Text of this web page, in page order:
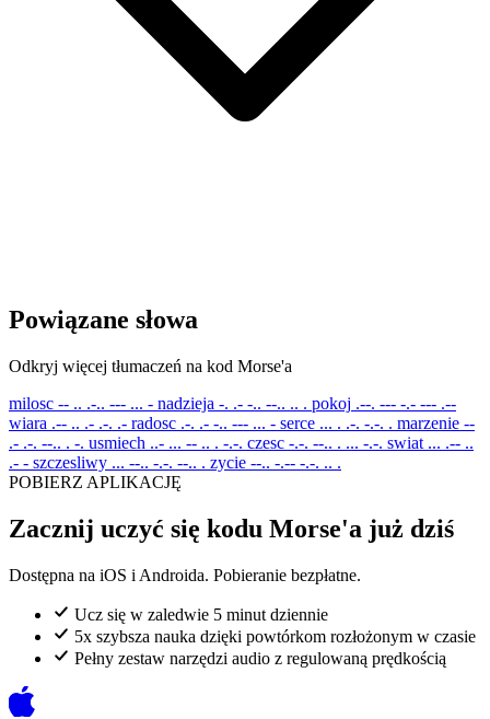
Powiązane słowa
Odkryj więcej tłumaczeń na kod Morse'a
milosc -- .. .-.. --- ... - nadzieja -. .- -.. --.. .. . pokoj .--. --- -.- --- .--
wiara .-- .. .- .-. .- radosc .-. .- -.. --- ... - serce ... . .-. -.-. . marzenie --
.- .-. --.. . -. usmiech ..- ... -- .. . -.-. czesc -.-. --.. . ... -.-. swiat ... .-- ..
.- - szczesliwy ... --.. -.-. --.. . zycie --.. -.-- -.-. .. .
POBIERZ APLIKACJĘ
Zacznij uczyć się kodu Morse'a już dziś
Dostępna na iOS i Androida. Pobieranie bezpłatne.
Ucz się w zaledwie 5 minut dziennie
5x szybsza nauka dzięki powtórkom rozłożonym w czasie
Pełny zestaw narzędzi audio z regulowaną prędkością